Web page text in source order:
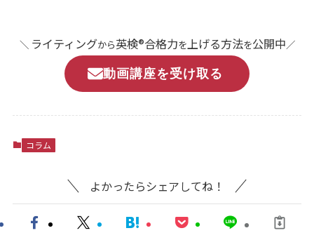
＼ ライティングから英検®合格力を 上げる方法を公開中／
動画講座を受け取る
コラム
よかったらシェアしてね！